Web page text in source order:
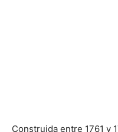
Construida entre 1761 y